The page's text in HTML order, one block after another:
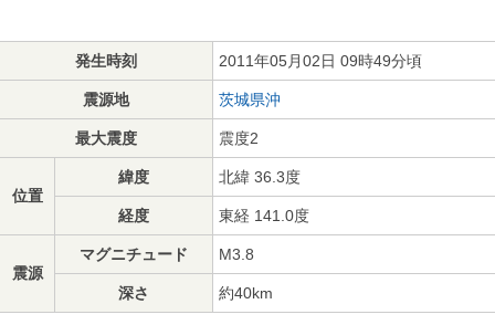
発生時刻 2011年05月02日 09時49分頃
震源地 茨城県沖
最大震度 震度2
位置
緯度 北緯 36.3度
経度 東経 141.0度
震源
マグニチュード M3.8
深さ 約40km